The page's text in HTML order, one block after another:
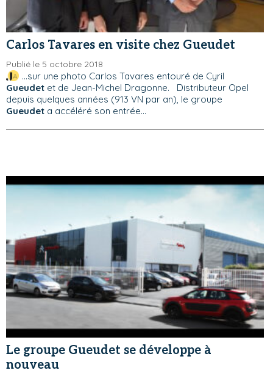
Carlos Tavares en visite chez Gueudet
Publié le 5 octobre 2018
...sur une photo Carlos Tavares entouré de Cyril
Gueudet et de Jean-Michel Dragonne. Distributeur Opel
depuis quelques années (913 VN par an), le groupe
Gueudet a accéléré son entrée...
Le groupe Gueudet se développe à
nouveau